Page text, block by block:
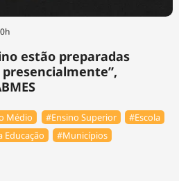
estão preparadas
Médio #Ensino Superior
#Escola
Educação
#Municípios